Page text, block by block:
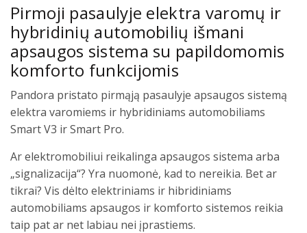
Pirmoji pasaulyje elektra varomų ir
hybridinių automobilių išmani
apsaugos sistema su papildomomis
komforto funkcijomis
Pandora pristato pirmąją pasaulyje apsaugos sistemą
elektra varomiems ir hybridiniams automobiliams
Smart V3 ir Smart Pro.
Ar elektromobiliui reikalinga apsaugos sistema arba
„signalizacija“? Yra nuomonė, kad to nereikia. Bet ar
tikrai? Vis dėlto elektriniams ir hibridiniams
automobiliams apsaugos ir komforto sistemos reikia
taip pat ar net labiau nei įprastiems.